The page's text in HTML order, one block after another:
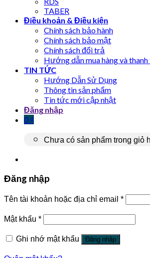
TABER
Điều khoản & Điều kiện
Chính sách bảo hành
Chính sách bảo mật
Chính sách đổi trả
Hướng dẫn mua hàng và thanh
TIN TỨC
Hướng Dẫn Sử Dụng
Thông tin sản phẩm
Tin tức mới cập nhật
Đăng nhập
0 ₫
Chưa có sản phẩm trong giỏ
Đăng nhập
Tên tài khoản hoặc địa chỉ email *
Mật khẩu *
Ghi nhớ mật khẩu Đăng nhập